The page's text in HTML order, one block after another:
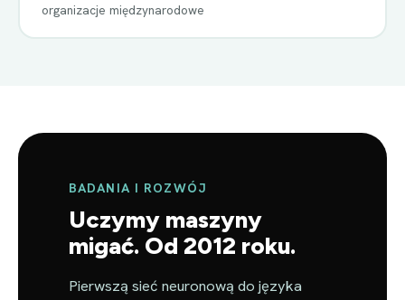
organizacje międzynarodowe
BADANIA I ROZWÓJ
Uczymy maszyny
migać. Od 2012 roku.
Pierwszą sieć neuronową do języka